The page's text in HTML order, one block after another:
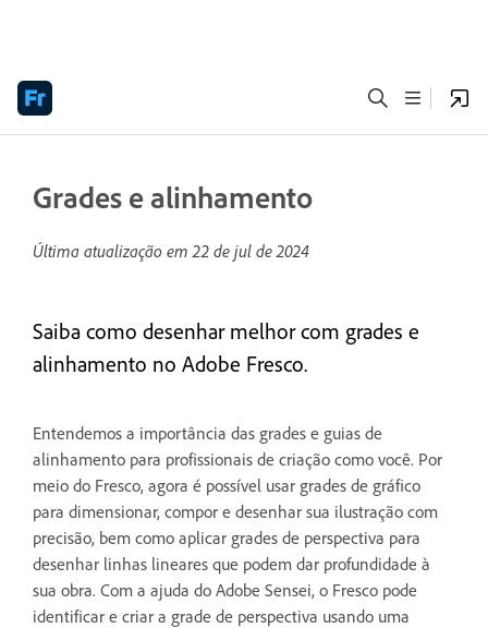
Grades e alinhamento
Última atualização em22 de jul de 2024
Saiba como desenhar melhor com grades e
alinhamento no Adobe Fresco.
Entendemos a importância das grades e guias de
alinhamento para profissionais de criação como você. Por
meio do Fresco, agora é possível usar grades de gráfico
para dimensionar, compor e desenhar sua ilustração com
precisão, bem como aplicar grades de perspectiva para
desenhar linhas lineares que podem dar profundidade à
sua obra. Com a ajuda do Adobe Sensei, o Fresco pode
identificar e criar a grade de perspectiva usando uma